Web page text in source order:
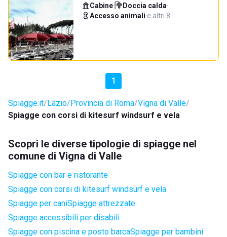
Cabine· Doccia calda·
Accesso animali·e altri 8…
1
Spiagge.it Lazio Provincia di Roma Vigna di Valle
Spiagge con corsi di kitesurf windsurf e vela
Scopri le diverse tipologie di spiagge nel
comune di Vigna di Valle
Spiagge con bar e ristorante
Spiagge con corsi di kitesurf windsurf e vela
Spiagge per caniSpiagge attrezzate
Spiagge accessibili per disabili
Spiagge con piscina e posto barcaSpiagge per bambini